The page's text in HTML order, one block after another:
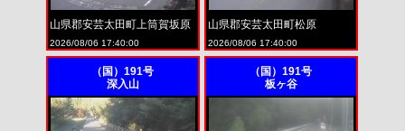
山県郡安芸太田町上筒賀坂原
2026/08/06 17:40:00
山県郡安芸太田町松原
2026/08/06 17:40:00
（国）191号
深入山
（国）191号
板ヶ谷